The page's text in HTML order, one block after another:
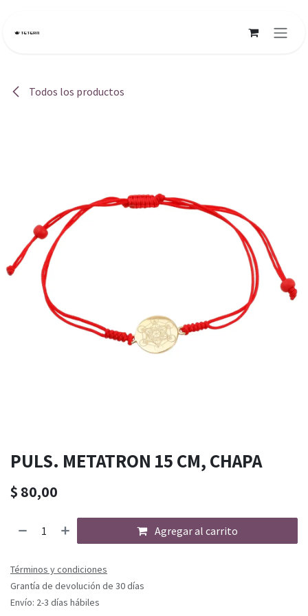
Todos los productos
PULS. METATRON 15 CM, CHAPA
$ 80,00
Agregar al carrito
Términos y condiciones
Grantía de devolución de 30 días
Envío: 2-3 días hábiles